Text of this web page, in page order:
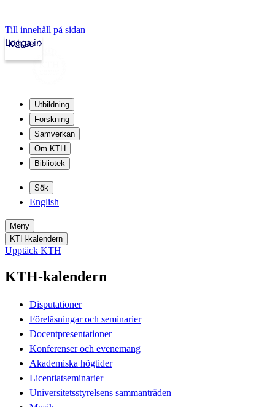
Till innehåll på sidan
kth.se
Logga in
Utbildning
Forskning
Samverkan
Om KTH
Bibliotek
Sök
English
Meny
KTH-kalendern
Upptäck KTH
KTH-kalendern
Disputationer
Föreläsningar och seminarier
Docentpresentationer
Konferenser och evenemang
Akademiska högtider
Licentiatseminarier
Universitetsstyrelsens sammanträden